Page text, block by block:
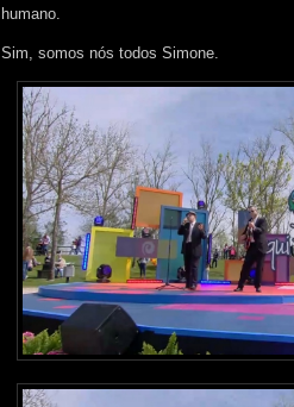
humano.
Sim, somos nós todos Simone.